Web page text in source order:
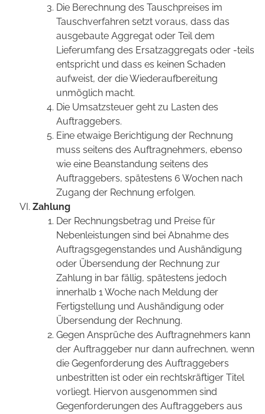
Die Berechnung des Tauschpreises im
Tauschverfahren setzt voraus, dass das
ausgebaute Aggregat oder Teil dem
Lieferumfang des Ersatzaggregats oder -teils
entspricht und dass es keinen Schaden
aufweist, der die Wiederaufbereitung
unmöglich macht.
Die Umsatzsteuer geht zu Lasten des
Auftraggebers.
Eine etwaige Berichtigung der Rechnung
muss seitens des Auftragnehmers, ebenso
wie eine Beanstandung seitens des
Auftraggebers, spätestens 6 Wochen nach
Zugang der Rechnung erfolgen.
Zahlung
Der Rechnungsbetrag und Preise für
Nebenleistungen sind bei Abnahme des
Auftragsgegenstandes und Aushändigung
oder Übersendung der Rechnung zur
Zahlung in bar fällig, spätestens jedoch
innerhalb 1 Woche nach Meldung der
Fertigstellung und Aushändigung oder
Übersendung der Rechnung.
Gegen Ansprüche des Auftragnehmers kann
der Auftraggeber nur dann aufrechnen, wenn
die Gegenforderung des Auftraggebers
unbestritten ist oder ein rechtskräftiger Titel
vorliegt. Hiervon ausgenommen sind
Gegenforderungen des Auftraggebers aus